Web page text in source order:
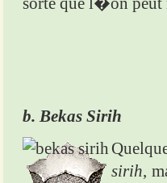
b. Bekas Sirih
sirih,